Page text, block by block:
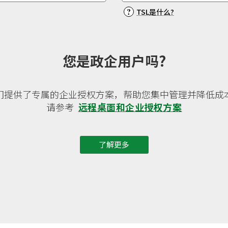
? TSL是什么?
您是政企用户吗?
提供了专属的企业授权方案，帮助您集中管理并降低成
请参考 远程桌面和企业授权方案
了解更多